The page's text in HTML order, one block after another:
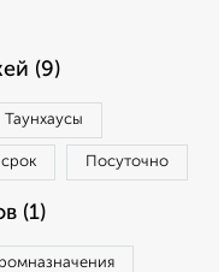
(9)
Таунхаусы
Посуточно
(1)